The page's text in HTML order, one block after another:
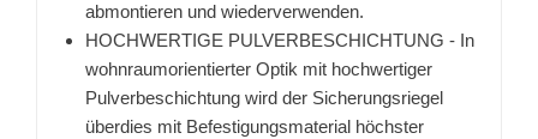
abmontieren und wiederverwenden.
HOCHWERTIGE PULVERBESCHICHTUNG - In
wohnraumorientierter Optik mit hochwertiger
Pulverbeschichtung wird der Sicherungsriegel
überdies mit Befestigungsmaterial höchster